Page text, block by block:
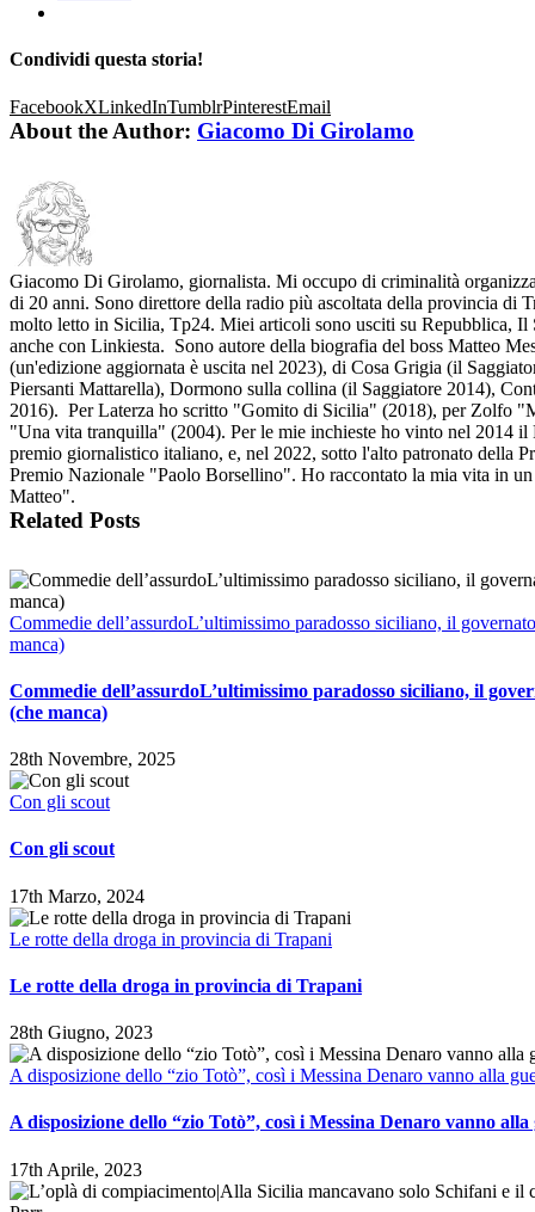
Condividi questa storia!
FacebookXLinkedInTumblrPinterestEmail
About the Author: Giacomo Di Girolamo
Giacomo Di Girolamo, giornalista. Mi occupo di criminalità
di 20 anni. Sono direttore della radio più ascoltata della provincia di
molto letto in Sicilia, Tp24. Miei articoli sono usciti su Repubblica,
anche con Linkiesta. Sono autore della biografia del boss Matteo
(un'edizione aggiornata è uscita nel 2023), di Cosa Grigia (il
Piersanti Mattarella), Dormono sulla collina (il Saggiatore 2014),
2016). Per Laterza ho scritto "Gomito di Sicilia" (2018), per Zolfo
"Una vita tranquilla" (2004). Per le mie inchieste ho vinto nel 2014
premio giornalistico italiano, e, nel 2022, sotto l'alto patronato della
Premio Nazionale "Paolo Borsellino". Ho raccontato la mia vita in
Matteo".
Related Posts
Commedie dell’assurdoL’ultimissimo paradosso siciliano, il
manca)
Commedie dell’assurdoL’ultimissimo paradosso siciliano, il
(che manca)
28th Novembre, 2025
Con gli scout
Con gli scout
17th Marzo, 2024
Le rotte della droga in provincia di Trapani
Le rotte della droga in provincia di Trapani
28th Giugno, 2023
A disposizione dello “zio Totò”, così i Messina Denaro vanno alla
A disposizione dello “zio Totò”, così i Messina Denaro vanno
17th Aprile, 2023